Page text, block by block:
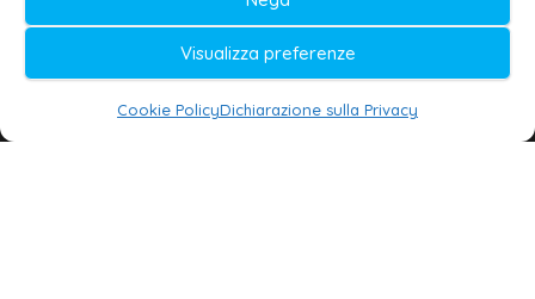
Visualizza preferenze
Cookie PolicyDichiarazione sulla Privacy
Daniele G. Masciullo
Galatina24 è marchio registrato dal Ministero
delle Imprese